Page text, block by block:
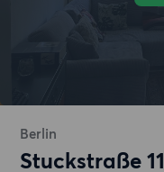
Berlin
Stuckstraße 11